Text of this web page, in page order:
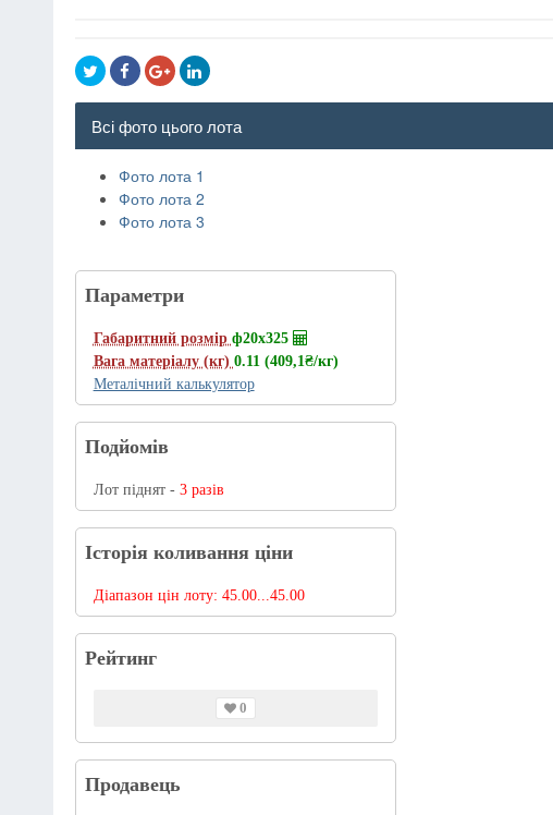
Всі фото цього лота
Фото лота 1
Фото лота 2
Фото лота 3
Параметри
Габаритний розмір ф20х325
Вага матеріалу (кг) 0.11 (409,1₴/кг)
Металічний калькулятор
Подйомів
Лот піднят - 3 разів
Історія коливання ціни
Діапазон цін лоту: 45.00...45.00
Рейтинг
0
Продавець